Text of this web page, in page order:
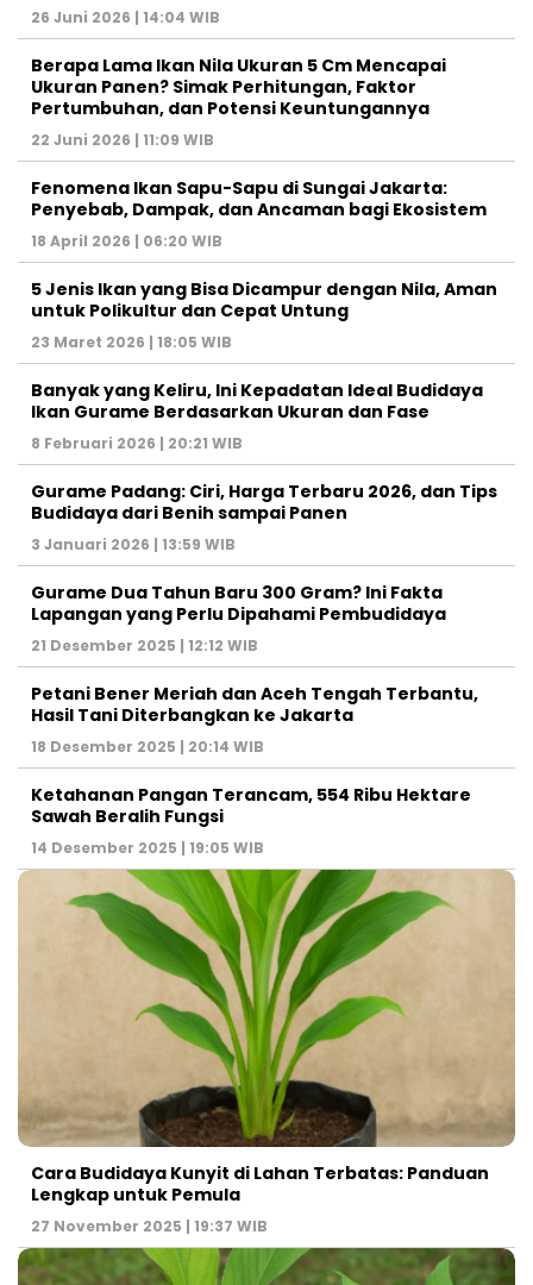
26 Juni 2026 | 14:04 WIB
Berapa Lama Ikan Nila Ukuran 5 Cm Mencapai
Ukuran Panen? Simak Perhitungan, Faktor
Pertumbuhan, dan Potensi Keuntungannya
22 Juni 2026 | 11:09 WIB
Fenomena Ikan Sapu-Sapu di Sungai Jakarta:
Penyebab, Dampak, dan Ancaman bagi Ekosistem
18 April 2026 | 06:20 WIB
5 Jenis Ikan yang Bisa Dicampur dengan Nila, Aman
untuk Polikultur dan Cepat Untung
23 Maret 2026 | 18:05 WIB
Banyak yang Keliru, Ini Kepadatan Ideal Budidaya
Ikan Gurame Berdasarkan Ukuran dan Fase
8 Februari 2026 | 20:21 WIB
Gurame Padang: Ciri, Harga Terbaru 2026, dan Tips
Budidaya dari Benih sampai Panen
3 Januari 2026 | 13:59 WIB
Gurame Dua Tahun Baru 300 Gram? Ini Fakta
Lapangan yang Perlu Dipahami Pembudidaya
21 Desember 2025 | 12:12 WIB
Petani Bener Meriah dan Aceh Tengah Terbantu,
Hasil Tani Diterbangkan ke Jakarta
18 Desember 2025 | 20:14 WIB
Ketahanan Pangan Terancam, 554 Ribu Hektare
Sawah Beralih Fungsi
14 Desember 2025 | 19:05 WIB
Cara Budidaya Kunyit di Lahan Terbatas: Panduan
Lengkap untuk Pemula
27 November 2025 | 19:37 WIB